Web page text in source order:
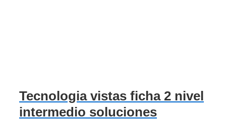
Tecnologia vistas ficha 2 nivel
intermedio soluciones